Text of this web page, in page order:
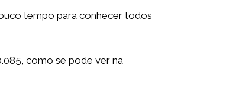
tempo para conhecer todos
como se pode ver na